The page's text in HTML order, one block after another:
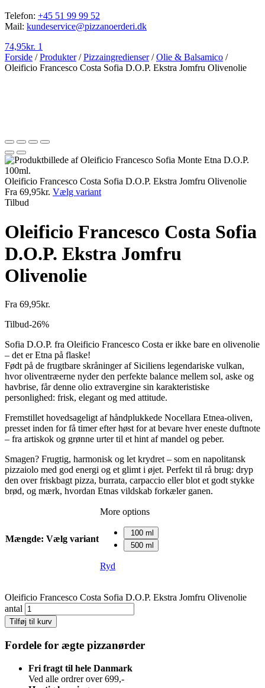
Telefon: +45 51 99 99 52
Mail: kundeservice@pizzanoerderi.dk
74,95kr. 1
Forside /Produkter/Pizzaingredienser/Olie & Balsamico /
Oleificio Francesco Costa Sofia D.O.P. Ekstra Jomfru Olivenolie
Oleificio Francesco Costa Sofia D.O.P. Ekstra Jomfru Olivenolie
Fra 69,95kr. Vælg variant
Tilbud
Oleificio Francesco Costa Sofia
D.O.P. Ekstra Jomfru
Olivenolie
Fra 69,95kr.
Tilbud-26%
Sofia D.O.P. fra Oleificio Francesco Costa er ikke bare en olivenolie
– det er Etna på flaske!
Født på de frugtbare skråninger af Siciliens legendariske vulkan,
hvor oliventræerne nyder den perfekte balance mellem sol, aske og
havbrise, får denne olio extravergine sin karakteristiske
personlighed: frisk, elegant og med attitude.
Fremstillet hovedsageligt af håndplukkede Nocellara Etnea-oliven,
presset inden for få timer efter høst for at bevare hver eneste duftnote
– fra artiskok og grønne urter til et hint af mandel og peber.
Smagen? Frugtig, harmonisk og let krydret – som en napolitansk
pizzaiolo med god energi og et glimt i øjet. Perfekt til rå brug: dryp
den over friskbagt pizza, burrata, carpaccio eller blot et godt stykke
brød, og mærk, hvordan Etnas vildskab forkæler ganen.
Mængde: Vælg variant
More options
100 ml
500 ml
Ryd
Oleificio Francesco Costa Sofia D.O.P. Ekstra Jomfru Olivenolie
antal
Tilføj til kurv
Fordele for ægte pizzanørder
Fri fragt til hele Danmark
Ved alle ordrer over 699,-